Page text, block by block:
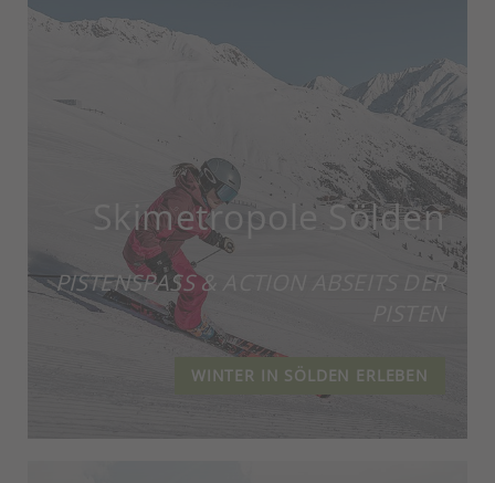
Skimetropole Sölden
PISTENSPASS & ACTION ABSEITS DER P
WINTER IN SÖLDEN ERLEBEN